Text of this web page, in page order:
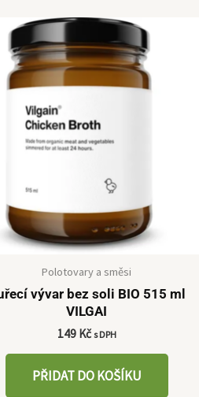
Polotovary a směsi
vývar bez soli BIO 515 ml
VILGAI
149 Kč s DPH
PŘIDAT DO KOŠÍKU